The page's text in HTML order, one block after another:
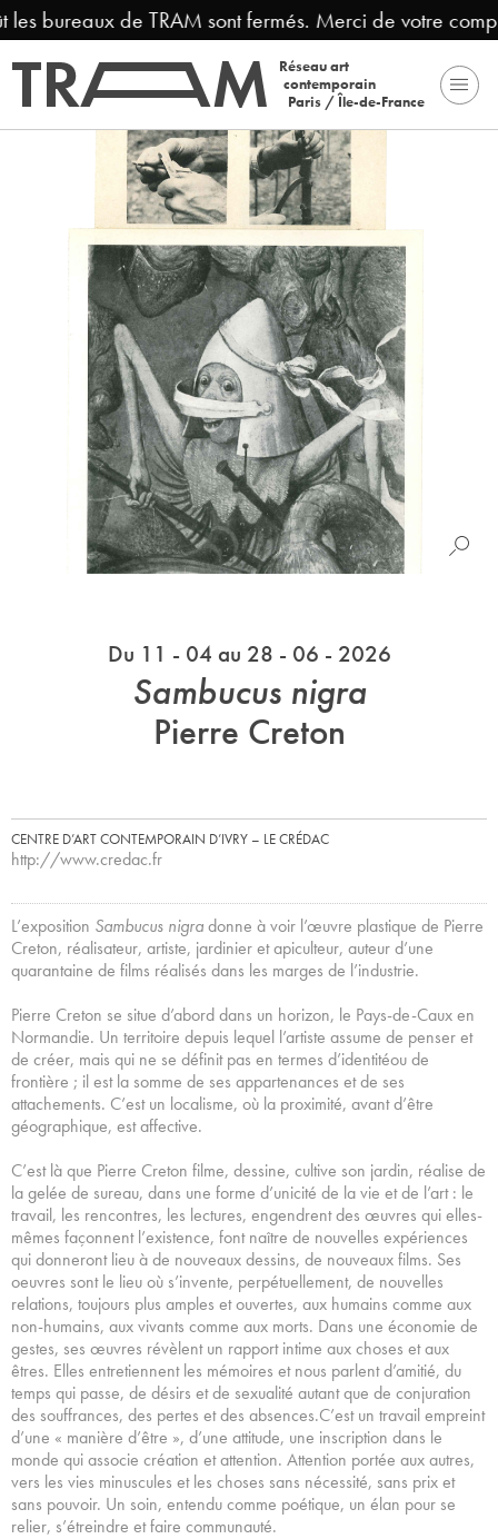
bureaux de TRAM sont fermés. Merci de votre
Réseau art
contemporain
Paris / Île-de-France
Du 11 - 04 au 28 - 06 - 2026
Sambucus nigra
Pierre Creton
CENTRE D’ART CONTEMPORAIN D’IVRY – LE CRÉDAC
http://www.credac.fr
L’exposition Sambucus nigradonne à voir l’œuvre plastique de Pierre
Creton, réalisateur, artiste, jardinier et apiculteur, auteur d’une
quarantaine de films réalisés dans les marges de l’industrie.
Pierre Creton se situe d’abord dans un horizon, le Pays-de-Caux en
Normandie. Un territoire depuis lequel l’artiste assume de penser et
de créer, mais qui ne se définit pas en termes d’identitéou de
frontière ; il est la somme de ses appartenances et de ses
attachements. C’est un localisme, où la proximité, avant d’être
géographique, est affective.
C’est là que Pierre Creton filme, dessine, cultive son jardin, réalise de
la gelée de sureau, dans une forme d’unicité de la vie et de l’art : le
travail, les rencontres, les lectures, engendrent des œuvres qui elles-
mêmes façonnent l’existence, font naître de nouvelles expériences
qui donneront lieu à de nouveaux dessins, de nouveaux films. Ses
oeuvres sont le lieu où s’invente, perpétuellement, de nouvelles
relations, toujours plus amples et ouvertes, aux humains comme aux
non-humains, aux vivants comme aux morts. Dans une économie de
gestes, ses œuvres révèlent un rapport intime aux choses et aux
êtres. Elles entretiennent les mémoires et nous parlent d’amitié, du
temps qui passe, de désirs et de sexualité autant que de conjuration
des souffrances, des pertes et des absences.C’est un travail empreint
d’une « manière d’être », d’une attitude, une inscription dans le
monde qui associe création et attention. Attention portée aux autres,
vers les vies minuscules et les choses sans nécessité, sans prix et
sans pouvoir. Un soin, entendu comme poétique, un élan pour se
relier, s’étreindre et faire communauté.